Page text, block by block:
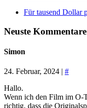
Für tausend Dollar
Neuste Kommentare
Simon
24. Februar, 2024 | #
Hallo.
Wenn ich den Film im O-
richtig, dass die